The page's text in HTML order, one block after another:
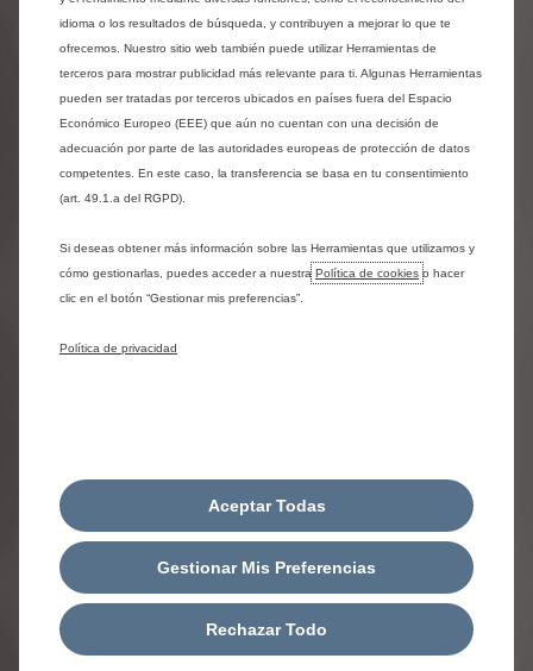
GARANTÍA LIBRE DE
ESTRÉS
¿Tu actividad te toma mucho tiempo? ¡No te procupes por
la garantía! Para acompañar tu vida profesional, Citroën
siempre estará a tu lado...
¿DÓNDE PUEDO
ENCONTRAR LOS
DETALLES DE LAS
¿CÓMO FUNCIONA LA GARANTÍA?
Cuando tu vehículo se avería, tiene una incidencia en la
pintura o la carrocería se perfora de adentro hacia afuera, tu
idioma o los resultados de búsqueda, y contribuyen a mejorar lo que te
ofrecemos. Nuestro sitio web también puede utilizar Herramientas de
terceros para mostrar publicidad más relevante para ti. Algunas Herramientas
pueden ser tratadas por terceros ubicados en países fuera del Espacio
Económico Europeo (EEE) que aún no cuentan con una decisión de
adecuación por parte de las autoridades europeas de protección de datos
competentes. En este caso, la transferencia se basa en tu consentimiento
(art. 49.1.a del RGPD).
Si deseas obtener más información sobre las Herramientas que utilizamos y
cómo gestionarlas, puedes acceder a nuestra Política de cookies o hacer
clic en el botón “Gestionar mis preferencias”.
Política de privacidad
Gestionar Mis Preferencias
Aceptar Todas
Rechazar Todo